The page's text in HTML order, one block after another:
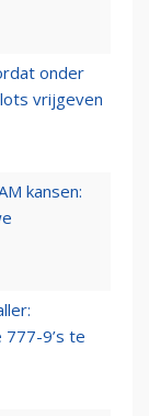
onder
vrijgeven
kansen:
9’s te